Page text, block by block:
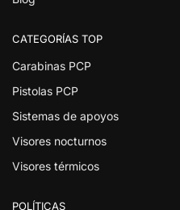
CATEGORÍAS TOP
Carabinas PCP
Pistolas PCP
Sistemas de apoyos
Visores nocturnos
Visores térmicos
POLÍTICAS